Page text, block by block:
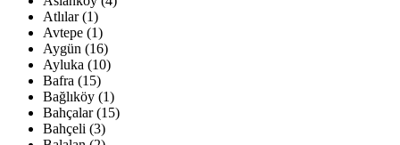
Atlılar (1)
Avtepe (1)
Aygün (16)
Ayluka (10)
Bafra (15)
Bağlıköy (1)
Bahçalar (15)
Bahçeli (3)